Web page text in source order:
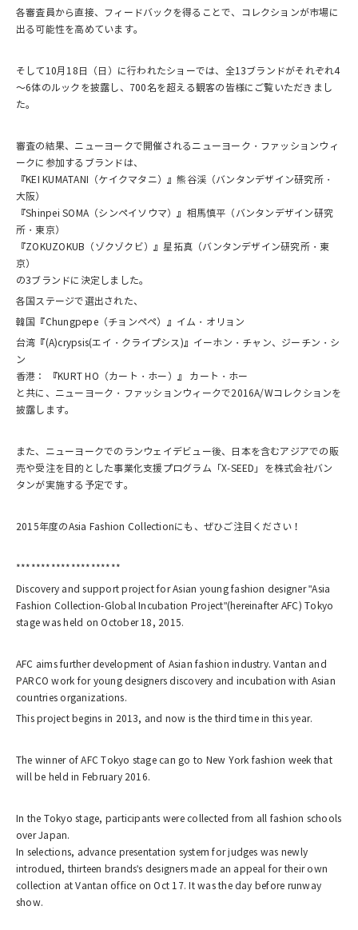
各審査員から直接、フィードバックを得ることで、コレクションが市場に
出る可能性を高めています。
そして10月18日（日）に行われたショーでは、全13ブランドがそれぞれ4
～6体のルックを披露し、700名を超える観客の皆様にご覧いただきまし
た。
審査の結果、ニューヨークで開催されるニューヨーク・ファッションウィ
ークに参加するブランドは、
『KEI KUMATANI（ケイクマタニ）』熊谷渓（バンタンデザイン研究所・
大阪）
『Shinpei SOMA（シンペイソウマ）』相馬慎平（バンタンデザイン研究
所・東京）
『ZOKUZOKUB（ゾクゾクビ）』星拓真（バンタンデザイン研究所・東
京）
の3ブランドに決定しました。
各国ステージで選出された、
韓国『Chungpepe（チョンペペ）』イム・オリョン
台湾『(A)crypsis(エイ・クライプシス)』イーホン・チャン、ジーチン・シ
ン
香港： 『KURT HO（カート・ホー）』 カート・ホー
と共に、ニューヨーク・ファッションウィークで2016A/Wコレクションを
披露します。
また、ニューヨークでのランウェイデビュー後、日本を含むアジアでの販
売や受注を目的とした事業化支援プログラム「X-SEED」を株式会社バン
タンが実施する予定です。
2015年度のAsia Fashion Collectionにも、ぜひご注目ください！
*********************
Discovery and support project for Asian young fashion designer "Asia
Fashion Collection-Global Incubation Project"(hereinafter AFC) Tokyo
stage was held on October 18, 2015.
AFC aims further development of Asian fashion industry. Vantan and
PARCO work for young designers discovery and incubation with Asian
countries organizations.
This project begins in 2013, and now is the third time in this year.
The winner of AFC Tokyo stage can go to New York fashion week that
will be held in February 2016.
In the Tokyo stage, participants were collected from all fashion schools
over Japan.
In selections, advance presentation system for judges was newly
introdued, thirteen brands's designers made an appeal for their own
collection at Vantan office on Oct 17. It was the day before runway
show.